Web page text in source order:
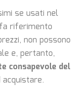
se usati nel
riferimento
non possono
e, pertanto,
consapevole del
acquistare.